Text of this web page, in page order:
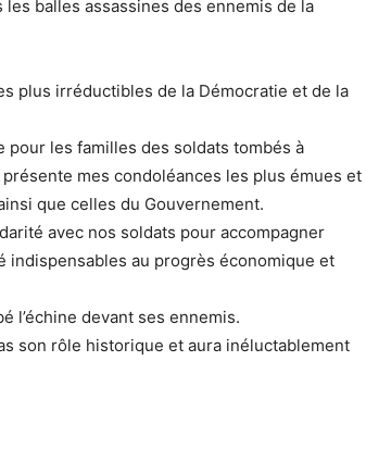
balles assassines des ennemis de la
plus irréductibles de la Démocratie et de la
pour les familles des soldats tombés à
mes condoléances les plus émues et
que celles du Gouvernement.
avec nos soldats pour accompagner
indispensables au progrès économique et
l’échine devant ses ennemis.
son rôle historique et aura inéluctablement